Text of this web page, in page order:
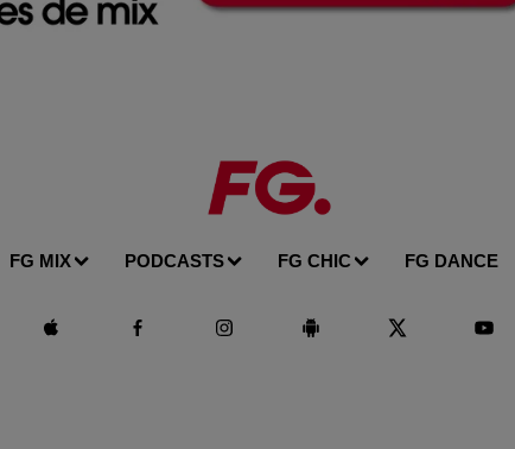
FG MIX PODCASTS FG CHIC FG DANCE